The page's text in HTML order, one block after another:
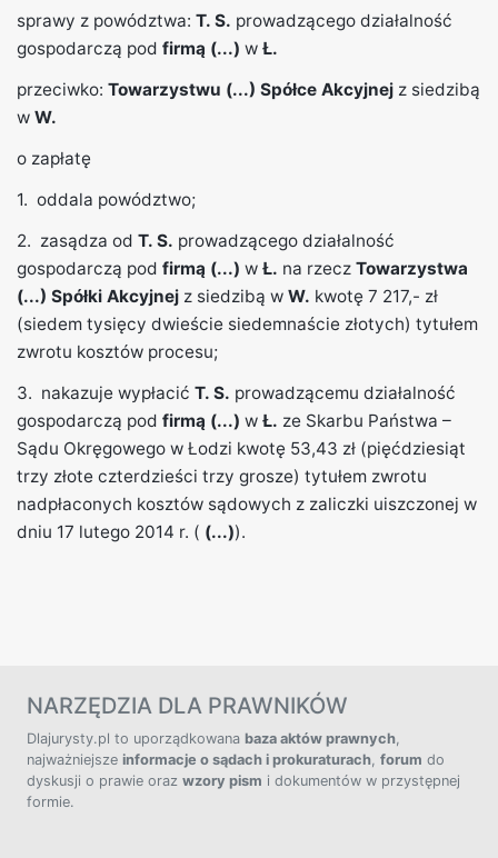
sprawy z powództwa: T. S. prowadzącego działalność
gospodarczą pod firmą (...) w Ł.
przeciwko: Towarzystwu (...) Spółce Akcyjnej z siedzibą
w W.
o zapłatę
1. oddala powództwo;
2. zasądza od T. S. prowadzącego działalność
gospodarczą pod firmą (...) w Ł. na rzecz Towarzystwa
(...) Spółki Akcyjnej z siedzibą w W. kwotę 7 217,- zł
(siedem tysięcy dwieście siedemnaście złotych) tytułem
zwrotu kosztów procesu;
3. nakazuje wypłacić T. S. prowadzącemu działalność
gospodarczą pod firmą (...) w Ł. ze Skarbu Państwa –
Sądu Okręgowego w Łodzi kwotę 53,43 zł (pięćdziesiąt
trzy złote czterdzieści trzy grosze) tytułem zwrotu
nadpłaconych kosztów sądowych z zaliczki uiszczonej w
dniu 17 lutego 2014 r. ( (...)).
NARZĘDZIA DLA PRAWNIKÓW
Dlajurysty.pl to uporządkowana baza aktów prawnych,
najważniejsze informacje o sądach i prokuraturach, forum do
dyskusji o prawie oraz wzory pism i dokumentów w przystępnej
formie.